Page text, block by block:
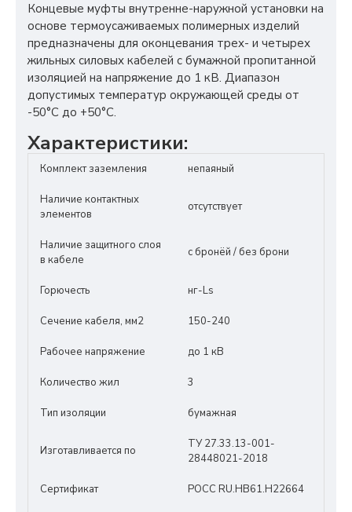
Концевые муфты внутренне-наружной установки на
основе термоусаживаемых полимерных изделий
предназначены для оконцевания трех- и четырех
жильных силовых кабелей с бумажной пропитанной
изоляцией на напряжение до 1 кВ. Диапазон
допустимых температур окружающей среды от
-50°С до +50°С.
Характеристики:
Комплект заземления непаяный
Наличие контактных
элементов
отсутствует
Наличие защитного слоя
в кабеле
с бронёй / без брони
Горючесть нг-Ls
Сечение кабеля, мм2 150-240
Рабочее напряжение до 1 кВ
Количество жил 3
Тип изоляции бумажная
Изготавливается по
ТУ 27.33.13-001-
28448021-2018
Сертификат РОСС RU.HB61.Н22664